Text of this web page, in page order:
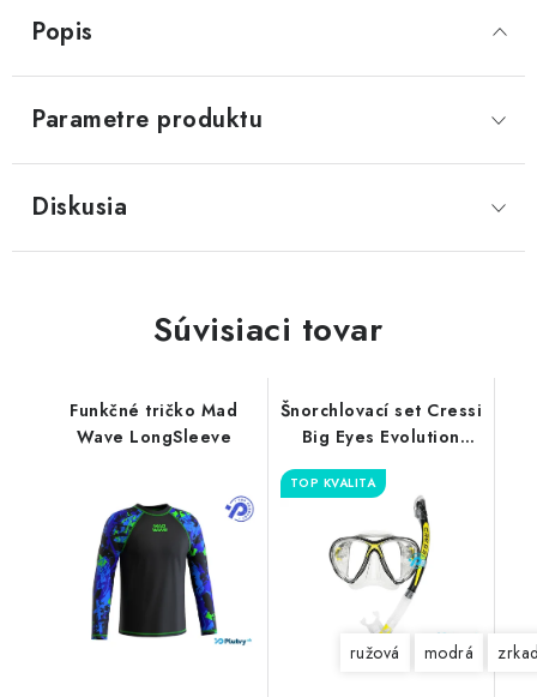
Popis
Parametre produktu
Diskusia
Súvisiaci tovar
Funkčné tričko Mad
Wave LongSleeve
Šnorchlovací set Cressi
Big Eyes Evolution
Alpha
TOP KVALITA
ružová modrá